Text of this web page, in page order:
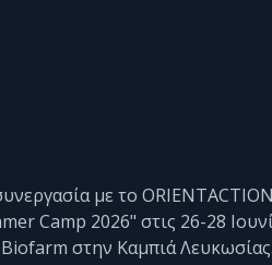
με το
Camp 2026" στις 26-28
στην Καμπιά Λευκωσίας.